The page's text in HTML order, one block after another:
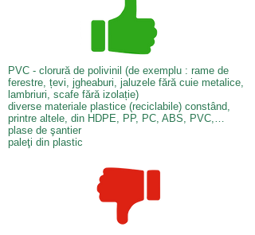
PVC - clorură de polivinil (de exemplu : rame de
ferestre, țevi, jgheaburi, jaluzele fără cuie metalice,
lambriuri, scafe fără izolație)
diverse materiale plastice (reciclabile) constând,
printre altele, din HDPE, PP, PC, ABS, PVC,…
plase de şantier
paleţi din plastic